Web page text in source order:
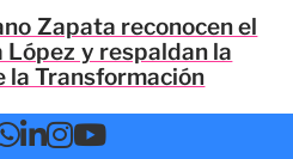
Zapata reconocen el
y respaldan la
la Transformación